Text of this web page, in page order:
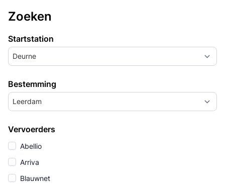
Zoeken
Startstation
Deurne
Bestemming
Leerdam
Vervoerders
Abellio
Arriva
Blauwnet